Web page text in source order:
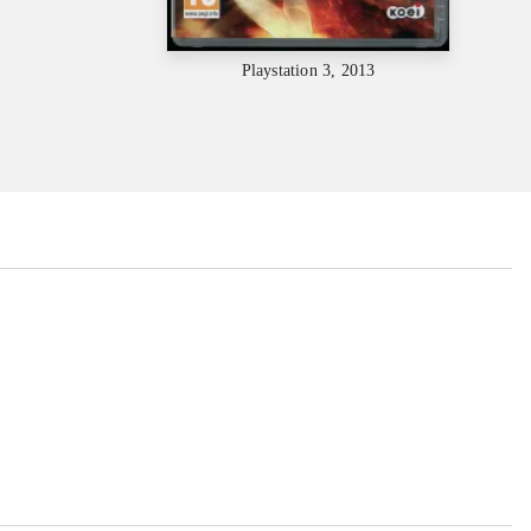
Playstation 3, 2013